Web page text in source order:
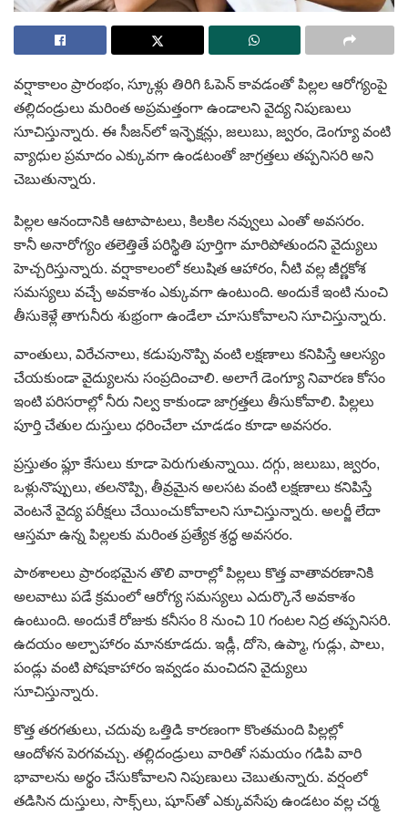
వర్షాకాలం ప్రారంభం, స్కూళ్లు తిరిగి ఓపెన్ కావడంతో పిల్లల ఆరోగ్యంపై
తల్లిదండ్రులు మరింత అప్రమత్తంగా ఉండాలని వైద్య నిపుణులు
సూచిస్తున్నారు. ఈ సీజన్‌లో ఇన్ఫెక్షన్లు, జలుబు, జ్వరం, డెంగ్యూ వంటి
వ్యాధుల ప్రమాదం ఎక్కువగా ఉండటంతో జాగ్రత్తలు తప్పనిసరి అని
చెబుతున్నారు.
పిల్లల ఆనందానికి ఆటాపాటలు, కిలకిల నవ్వులు ఎంతో అవసరం.
కానీ అనారోగ్యం తలెత్తితే పరిస్థితి పూర్తిగా మారిపోతుందని వైద్యులు
హెచ్చరిస్తున్నారు. వర్షాకాలంలో కలుషిత ఆహారం, నీటి వల్ల జీర్ణకోశ
సమస్యలు వచ్చే అవకాశం ఎక్కువగా ఉంటుంది. అందుకే ఇంటి నుంచి
తీసుకెళ్లే తాగునీరు శుభ్రంగా ఉండేలా చూసుకోవాలని సూచిస్తున్నారు.
వాంతులు, విరేచనాలు, కడుపునొప్పి వంటి లక్షణాలు కనిపిస్తే ఆలస్యం
చేయకుండా వైద్యులను సంప్రదించాలి. అలాగే డెంగ్యూ నివారణ కోసం
ఇంటి పరిసరాల్లో నీరు నిల్వ కాకుండా జాగ్రత్తలు తీసుకోవాలి. పిల్లలు
పూర్తి చేతుల దుస్తులు ధరించేలా చూడడం కూడా అవసరం.
ప్రస్తుతం ఫ్లూ కేసులు కూడా పెరుగుతున్నాయి. దగ్గు, జలుబు, జ్వరం,
ఒళ్లునొప్పులు, తలనొప్పి, తీవ్రమైన అలసట వంటి లక్షణాలు కనిపిస్తే
వెంటనే వైద్య పరీక్షలు చేయించుకోవాలని సూచిస్తున్నారు. అలర్జీ లేదా
ఆస్తమా ఉన్న పిల్లలకు మరింత ప్రత్యేక శ్రద్ధ అవసరం.
పాఠశాలలు ప్రారంభమైన తొలి వారాల్లో పిల్లలు కొత్త వాతావరణానికి
అలవాటు పడే క్రమంలో ఆరోగ్య సమస్యలు ఎదుర్కొనే అవకాశం
ఉంటుంది. అందుకే రోజుకు కనీసం 8 నుంచి 10 గంటల నిద్ర తప్పనిసరి.
ఉదయం అల్పాహారం మానకూడదు. ఇడ్లీ, దోసె, ఉప్మా, గుడ్లు, పాలు,
పండ్లు వంటి పోషకాహారం ఇవ్వడం మంచిదని వైద్యులు
సూచిస్తున్నారు.
కొత్త తరగతులు, చదువు ఒత్తిడి కారణంగా కొంతమంది పిల్లల్లో
ఆందోళన పెరగవచ్చు. తల్లిదండ్రులు వారితో సమయం గడిపి వారి
భావాలను అర్థం చేసుకోవాలని నిపుణులు చెబుతున్నారు. వర్షంలో
తడిసిన దుస్తులు, సాక్స్‌లు, షూస్‌తో ఎక్కువసేపు ఉండటం వల్ల చర్మ